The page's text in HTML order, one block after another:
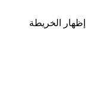
إظهار الخريطة